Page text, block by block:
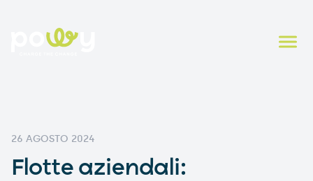
26 AGOSTO 2024
Flotte aziendali: